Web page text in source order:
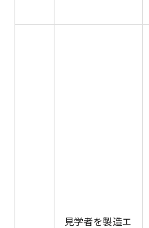
見学者を製造エ